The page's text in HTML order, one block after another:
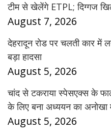
टीम से खेलेंगे ETPL; दिग्गज
August 7, 2026
देहरादून रोड पर चलती कार
बड़ा हादसा
August 5, 2026
चांद से टकराया स्पेसएक्स के
के लिए बना अध्ययन का अनोखा
August 5, 2026